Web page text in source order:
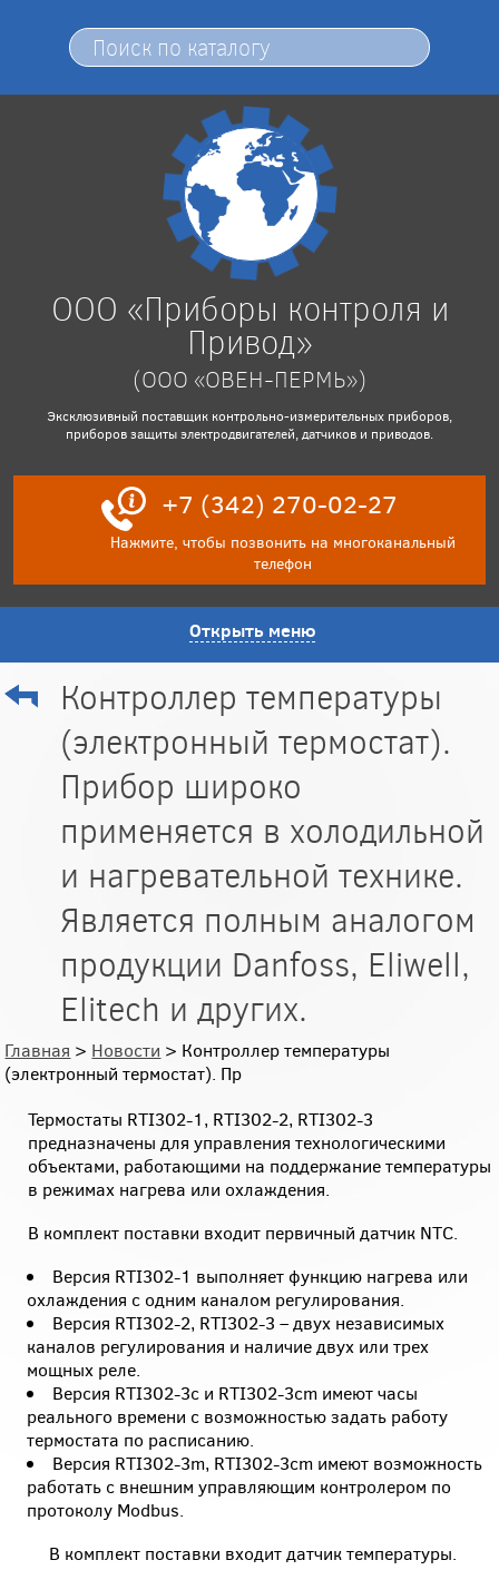
ООО «Приборы контроля и
Привод»
(ООО «ОВЕН-ПЕРМЬ»)
Эксклюзивный поставщик контрольно-измерительных приборов,
приборов защиты электродвигателей, датчиков и приводов.
+7 (342) 270-02-27
Нажмите, чтобы позвонить на многоканальный
телефон
Открыть меню
Контроллер температуры
(электронный термостат).
Прибор широко
применяется в холодильной
и нагревательной технике.
Является полным аналогом
продукции Danfoss, Eliwell,
Elitech и других.
Главная > Новости > Контроллер температуры
(электронный термостат). Пр
Термостаты RTI302-1, RTI302-2, RTI302-3
предназначены для управления технологическими
объектами, работающими на поддержание температуры
в режимах нагрева или охлаждения.
В комплект поставки входит первичный датчик NTC.
Версия RTI302-1 выполняет функцию нагрева или
охлаждения с одним каналом регулирования.
Версия RTI302-2, RTI302-3 – двух независимых
каналов регулирования и наличие двух или трех
мощных реле.
Версия RTI302-3с и RTI302-3сm имеют часы
реального времени с возможностью задать работу
термостата по расписанию.
Версия RTI302-3m, RTI302-3cm имеют возможность
работать с внешним управляющим контролером по
протоколу Modbus.
В комплект поставки входит датчик температуры.